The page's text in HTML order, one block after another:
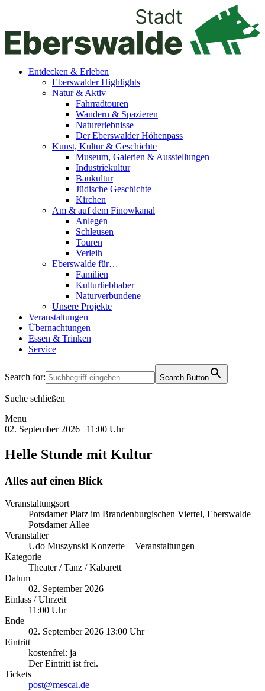
Entdecken & Erleben
Eberswalder Highlights
Natur & Aktiv
Fahrradtouren
Wandern & Spazieren
Naturerlebnisse
Der Eberswalder Höhenpass
Kunst, Kultur & Geschichte
Museum, Galerien & Ausstellungen
Industriekultur
Baukultur
Jüdische Geschichte
Kirchen
Am & auf dem Finowkanal
Anlegen
Schleusen
Touren
Verleih
Eberswalde für…
Familien
Kulturliebhaber
Naturverbundene
Unsere Projekte
Veranstaltungen
Übernachtungen
Essen & Trinken
Service
Search for: Search Button
Suche schließen
Menu
02. September 2026 | 11:00 Uhr
Helle Stunde mit Kultur
Alles auf einen Blick
Veranstaltungsort
Potsdamer Platz im Brandenburgischen Viertel, Eberswalde
Potsdamer Allee
Veranstalter
Udo Muszynski Konzerte + Veranstaltungen
Kategorie
Theater / Tanz / Kabarett
Datum
02. September 2026
Einlass / Uhrzeit
11:00 Uhr
Ende
02. September 2026 13:00 Uhr
Eintritt
kostenfrei: ja
Der Eintritt ist frei.
Tickets
post@mescal.de